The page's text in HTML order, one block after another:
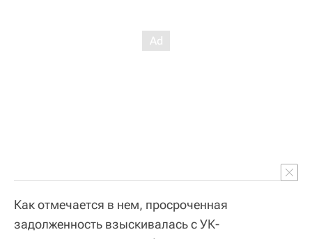
Как отмечается в нем, просроченная
задолженность взыскивалась с УК-